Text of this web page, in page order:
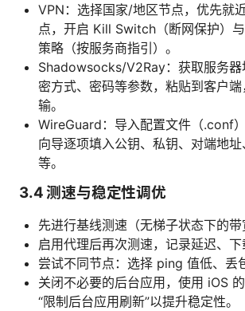
VPN：选择国家/地区节点，优先就
点，开启 Kill Switch（断网保护）
策略（按服务商指引）。
Shadowsocks/V2Ray：获取服务器
密方式、密码等参数，粘贴到客户
输。
WireGuard：导入配置文件（.conf
向导逐项填入公钥、私钥、对端地
等。
3.4 测速与稳定性调优
先进行基线测速（无梯子状态下的带
启用代理后再次测速，记录延迟、下
尝试不同节点：选择 ping 值低、丢
关闭不必要的后台应用，使用 iOS
“限制后台应用刷新”以提升稳定性。